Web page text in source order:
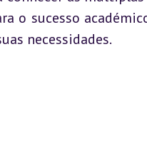
o sucesso
necessidades.